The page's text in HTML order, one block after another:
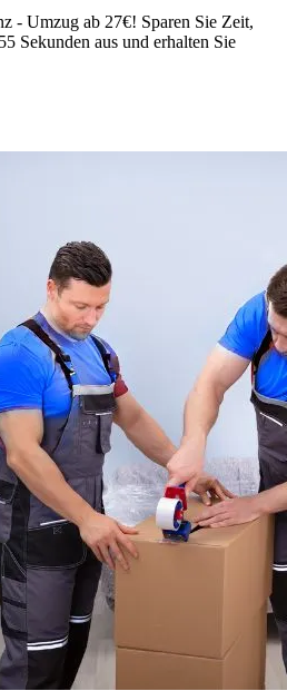
- Umzug ab 27€! Sparen Sie Zeit,
Sekunden aus und erhalten Sie